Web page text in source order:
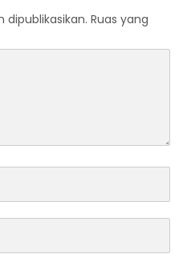
dipublikasikan. Ruas yang